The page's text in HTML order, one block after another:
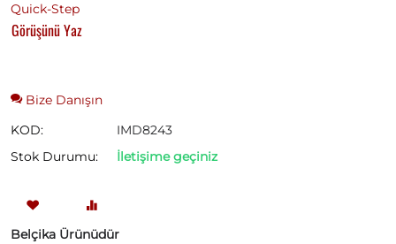
Quick-Step
Görüşünü Yaz
Bize Danışın
KOD:
IMD8243
Stok Durumu:
İletişime geçiniz
Belçika Ürünüdür